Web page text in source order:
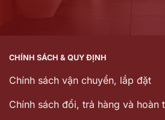
CHÍNH SÁCH & QUY ĐỊNH
Chính sách vận chuyển, lắp đặt
Chính sách đổi, trả hàng và hoàn